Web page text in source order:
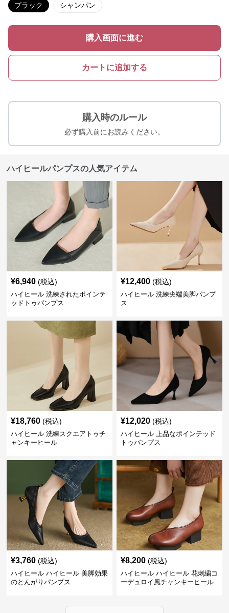
ブラック シャンパン
購入画面に進む
カートに追加する
購入時のルール
必ず購入前にお読みください。
ハイヒールパンプスの人気アイテム
¥6,940 (税込)
ハイヒール 洗練されたポインテ
ッドトゥパンプス
¥12,400 (税込)
ハイヒール 洗練尖端美脚パンプ
ス
¥18,760 (税込)
ハイヒール 洗練スクエアトゥチ
ャンキーヒール
¥12,020 (税込)
ハイヒール 上品なポインテッド
トゥパンプス
¥3,760 (税込)
ハイヒール ハイヒール 美脚効果
のとんがりパンプス
¥8,200 (税込)
ハイヒール ハイヒール 花刺繍コ
ーデュロイ風チャンキーヒール